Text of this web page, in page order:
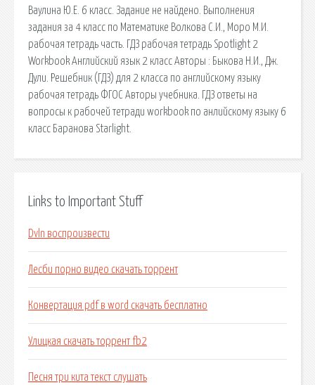
Ваулина Ю.Е. 6 класс. Задание не найдено. Выполнения
задания за 4 класс по Математике Волкова С.И., Моро М.И.
рабочая тетрадь часть. ГДЗ рабочая тетрадь Spotlight 2
Workbook Английский язык 2 класс Авторы : Быкова Н.И., Дж.
Дули. Решебник (ГДЗ) для 2 класса по английскому языку
рабочая тетрадь ФГОС Авторы учебника. ГДЗ ответы на
вопросы к рабочей тетради workbook по анлийскому языку 6
класс Баранова Starlight.
Links to Important Stuff
Dvln воспроизвести
Лесби порно видео скачать торрент
Конвертация pdf в word скачать бесплатно
Улицкая скачать торрент fb2
Песня три кита текст слушать